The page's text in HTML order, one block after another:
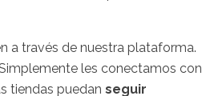
a través de nuestra plataforma.
les conectamos con
tiendas puedan seguir